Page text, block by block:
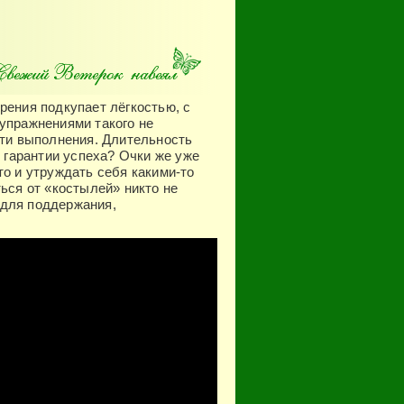
подкупает лёгкостью, с
такого не
выполнения. Длительность
успеха? Очки же уже
и утруждать себя какими-то
от «костылей» никто не
поддержания,